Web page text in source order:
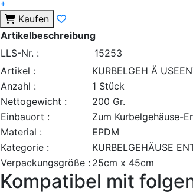
+
Kaufen
Artikelbeschreibung
LLS-Nr. :
15253
Artikel :
KURBELGEH Ä
Anzahl :
1 Stück
Nettogewicht :
200 Gr.
Einbauort :
Zum Kurbelgehäuse-
Material :
EPDM
Kategorie :
KURBELGEHÄUSE
Verpackungsgröße : 25cm x 45cm
Kompatibel mit